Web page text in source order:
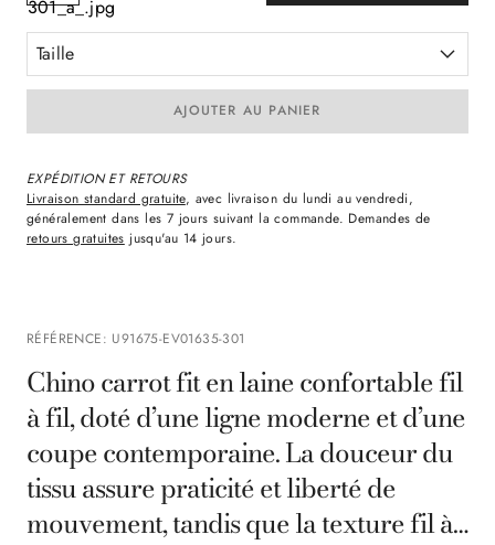
Taille
AJOUTER AU PANIER
EXPÉDITION ET RETOURS
Livraison standard gratuite, avec livraison du lundi au vendredi,
généralement dans les 7 jours suivant la commande. Demandes de
retours gratuites jusqu'au 14 jours.
RÉFÉRENCE: U91675-EV01635-301
Chino carrot fit en laine confortable fil
à fil, doté d’une ligne moderne et d’une
coupe contemporaine. La douceur du
tissu assure praticité et liberté de
mouvement, tandis que la texture fil à